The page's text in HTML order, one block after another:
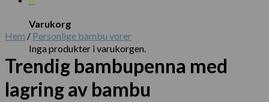
Varukorg
Inga produkter i varukorgen.
Hem / Personlige bambu vorer
Trendig bambupenna med
lagring av bambu